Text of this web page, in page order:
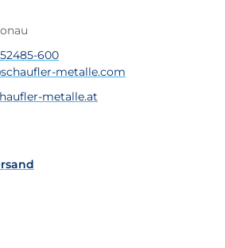
600
metalle.com
metalle.at